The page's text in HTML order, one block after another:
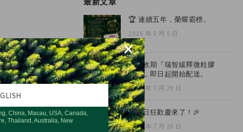
最新文章
🏆 連續五年，榮耀霸榜。
2026 年 8 月 5 日
全新效期『瑞智緩釋微粒膠
囊』，即日起開始配送。
2026 年 7 月 29 日
🎉夏日狂歡慶來了 ! 🎉
2026 年 7 月 20 日
×
China, Macau, USA, Canada,
Thailand, Australia, New